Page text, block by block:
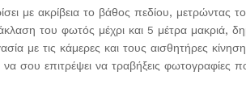
με ακρίβεια το βάθος πεδίου, μετρώντας
του φωτός μέχρι και 5 μέτρα μακριά,
με τις κάμερες και τους αισθητήρες
σου επιτρέψει να τραβήξεις φωτογραφίες